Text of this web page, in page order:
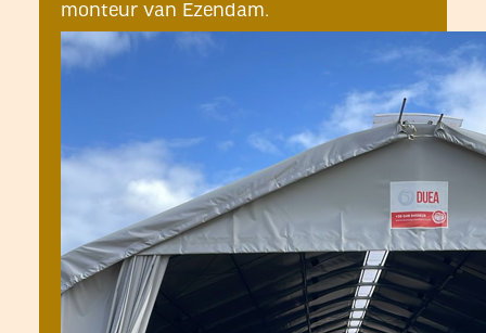
monteur van Ezendam.